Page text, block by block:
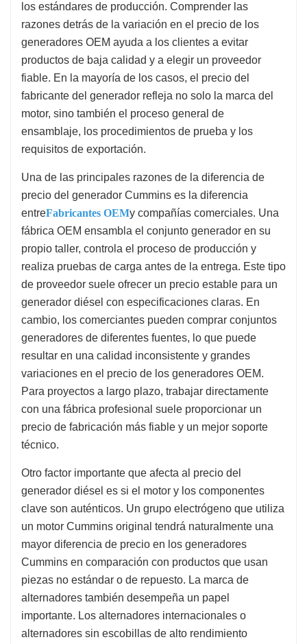
los estándares de producción. Comprender las
razones detrás de la variación en el precio de los
generadores OEM ayuda a los clientes a evitar
productos de baja calidad y a elegir un proveedor
fiable. En la mayoría de los casos, el precio del
fabricante del generador refleja no solo la marca del
motor, sino también el proceso general de
ensamblaje, los procedimientos de prueba y los
requisitos de exportación.
Una de las principales razones de la diferencia de
precio del generador Cummins es la diferencia
entreFabricantes OEMy compañías comerciales. Una
fábrica OEM ensambla el conjunto generador en su
propio taller, controla el proceso de producción y
realiza pruebas de carga antes de la entrega. Este tipo
de proveedor suele ofrecer un precio estable para un
generador diésel con especificaciones claras. En
cambio, los comerciantes pueden comprar conjuntos
generadores de diferentes fuentes, lo que puede
resultar en una calidad inconsistente y grandes
variaciones en el precio de los generadores OEM.
Para proyectos a largo plazo, trabajar directamente
con una fábrica profesional suele proporcionar un
precio de fabricación más fiable y un mejor soporte
técnico.
Otro factor importante que afecta al precio del
generador diésel es si el motor y los componentes
clave son auténticos. Un grupo electrógeno que utiliza
un motor Cummins original tendrá naturalmente una
mayor diferencia de precio en los generadores
Cummins en comparación con productos que usan
piezas no estándar o de repuesto. La marca de
alternadores también desempeña un papel
importante. Los alternadores internacionales o
alternadores sin escobillas de alto rendimiento